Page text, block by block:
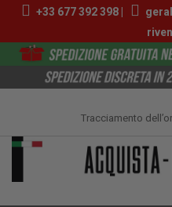
+33 677 392 398 |
Tracciamento